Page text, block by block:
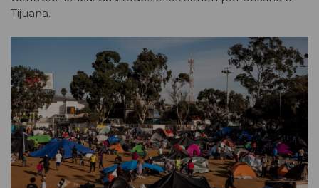
Tijuana.